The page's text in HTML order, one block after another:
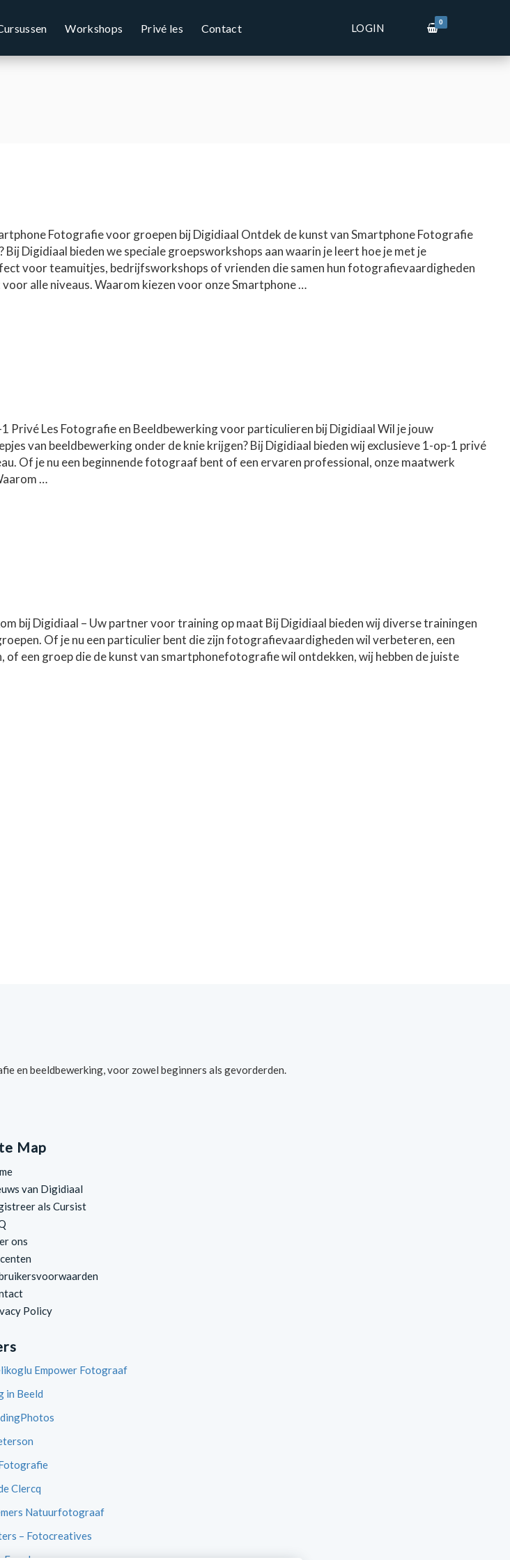
Workshops Privé les Contact LOGIN 0
Fotografie voor groepen bij Digidiaal Ontdek de kunst van Smartphone Fotografie
Digidiaal bieden we speciale groepsworkshops aan waarin je leert hoe je met je
voor teamuitjes, bedrijfsworkshops of vrienden die samen hun fotografievaardigheden
alle niveaus. Waarom kiezen voor onze Smartphone …
Privé Les Fotografie en Beeldbewerking voor particulieren bij Digidiaal Wil je jouw
van beeldbewerking onder de knie krijgen? Bij Digidiaal bieden wij exclusieve 1-op-1 privé
Of je nu een beginnende fotograaf bent of een ervaren professional, onze maatwerk
…
bij Digidiaal – Uw partner voor training op maat Bij Digidiaal bieden wij diverse trainingen
Of je nu een particulier bent die zijn fotografievaardigheden wil verbeteren, een
een groep die de kunst van smartphonefotografie wil ontdekken, wij hebben de juiste
en beeldbewerking, voor zowel beginners als gevorderden.
Map
van Digidiaal
als Cursist
ons
Policy
Empower Fotograaf
in Beeld
Clercq
Natuurfotograaf
– Fotocreatives